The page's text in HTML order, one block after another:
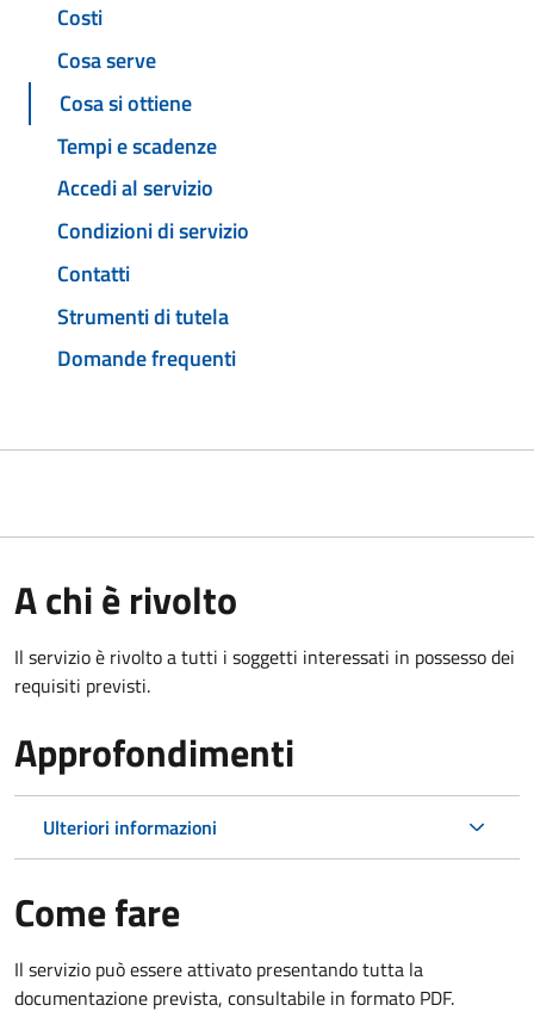
Costi
Cosa serve
Cosa si ottiene
Tempi e scadenze
Accedi al servizio
Condizioni di servizio
Contatti
Strumenti di tutela
Domande frequenti
A chi è rivolto
Il servizio è rivolto a tutti i soggetti interessati in possesso dei
requisiti previsti.
Approfondimenti
Ulteriori informazioni
Come fare
Il servizio può essere attivato presentando tutta la
documentazione prevista, consultabile in formato PDF.